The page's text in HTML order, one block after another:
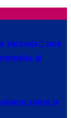
Varsovia”: una
al
sobre la